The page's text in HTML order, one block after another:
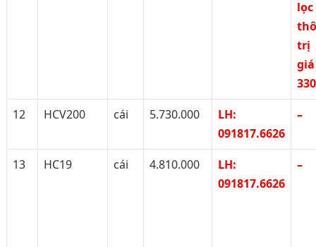
lọc
thô
trị
giá
12
HCV200 cái 5.730.000
LH:
091817.6626
–
13 HC19 cái 4.810.000
LH:
091817.6626
–